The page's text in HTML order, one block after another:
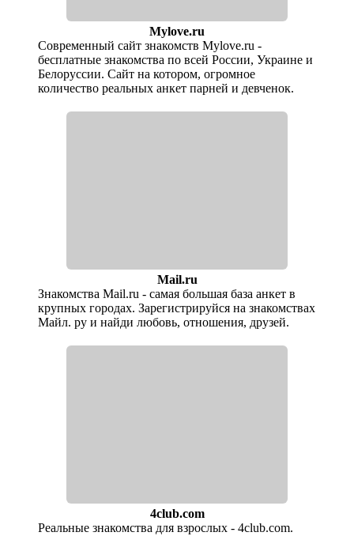
Mylove.ru
Современный сайт знакомств Mylove.ru -
бесплатные знакомства по всей России, Украине и
Белоруссии. Сайт на котором, огромное
количество реальных анкет парней и девченок.
Mail.ru
Знакомства Mail.ru - самая большая база анкет в
крупных городах. Зарегистрируйся на знакомствах
Майл. ру и найди любовь, отношения, друзей.
4club.com
Реальные знакомства для взрослых - 4club.com.